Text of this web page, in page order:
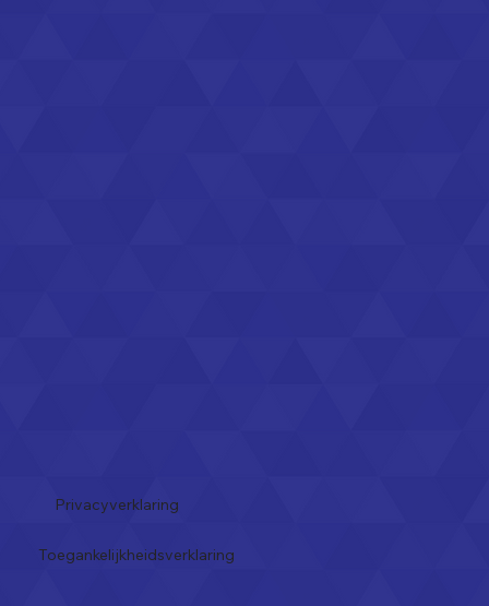
Privacyverklaring
Toegankelijkheidsverklaring